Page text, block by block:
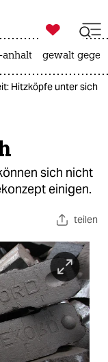

taz zahl ich
anhalt gewalt
Hitzköpfe unter sich
sich nicht
einigen.
teilen